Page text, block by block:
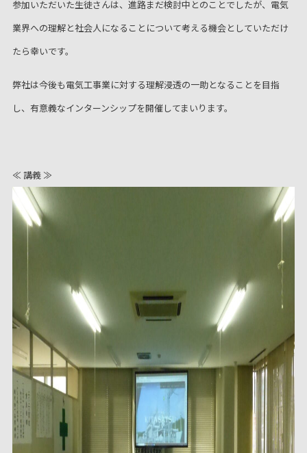
参加いただいた生徒さんは、進路まだ検討中とのことでしたが、電気
業界への理解と社会人になることについて考える機会としていただけ
たら幸いです。
弊社は今後も電気工事業に対する理解浸透の一助となることを目指
し、有意義なインターンシップを開催してまいります。
≪ 講義 ≫